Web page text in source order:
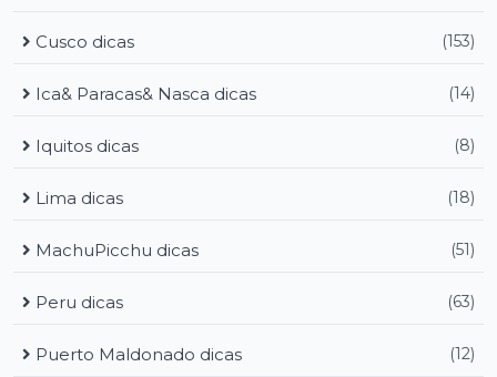
Cusco dicas (153)
Ica& Paracas& Nasca dicas (14)
Iquitos dicas (8)
Lima dicas (18)
MachuPicchu dicas (51)
Peru dicas (63)
Puerto Maldonado dicas (12)